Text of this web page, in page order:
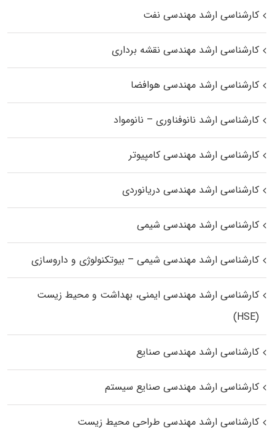
کارشناسی ارشد مهندسی نفت
کارشناسی ارشد مهندسی نقشه برداری
کارشناسی ارشد مهندسی هوافضا
کارشناسی ارشد نانوفناوری – نانومواد
کارشناسی ارشد مهندسی کامپیوتر
کارشناسی ارشد مهندسی دریانوردی
کارشناسی ارشد مهندسی شیمی
کارشناسی ارشد مهندسی شیمی – بیوتکنولوژی و داروسازی
کارشناسی ارشد مهندسی ایمنی، بهداشت و محیط زیست
(HSE)
کارشناسی ارشد مهندسی صنایع
کارشناسی ارشد مهندسی صنایع سیستم
کارشناسی ارشد مهندسی طراحی محیط زیست